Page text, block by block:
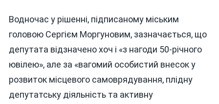
Водночас у рішенні, підписаному міським
головою Сергієм Моргуновим, зазначається, що
депутата відзначено хоч і «з нагоди 50-річного
ювілею», але за «вагомий особистий внесок у
розвиток місцевого самоврядування, плідну
депутатську діяльність та активну